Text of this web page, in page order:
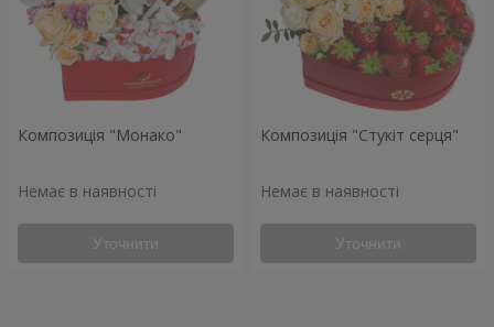
Композиція "Монако"
Немає в наявності
Уточнити
Композиція "Стукіт серця"
Немає в наявності
Уточнити